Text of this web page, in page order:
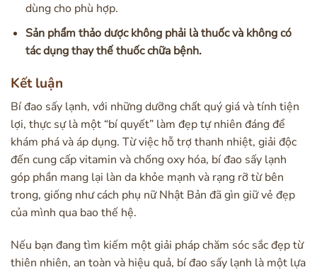
dùng cho phù hợp.
Sản phẩm thảo dược không phải là thuốc và không có
tác dụng thay thế thuốc chữa bệnh.
Kết luận
Bí đao sấy lạnh, với những dưỡng chất quý giá và tính tiện
lợi, thực sự là một “bí quyết” làm đẹp tự nhiên đáng để
khám phá và áp dụng. Từ việc hỗ trợ thanh nhiệt, giải độc
đến cung cấp vitamin và chống oxy hóa, bí đao sấy lạnh
góp phần mang lại làn da khỏe mạnh và rạng rỡ từ bên
trong, giống như cách phụ nữ Nhật Bản đã gìn giữ vẻ đẹp
của mình qua bao thế hệ.
Nếu bạn đang tìm kiếm một giải pháp chăm sóc sắc đẹp từ
thiên nhiên, an toàn và hiệu quả, bí đao sấy lạnh là một lựa